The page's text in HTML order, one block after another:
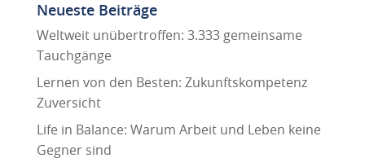
Neueste Beiträge
Weltweit unübertroffen: 3.333 gemeinsame
Tauchgänge
Lernen von den Besten: Zukunftskompetenz
Zuversicht
Life in Balance: Warum Arbeit und Leben keine
Gegner sind